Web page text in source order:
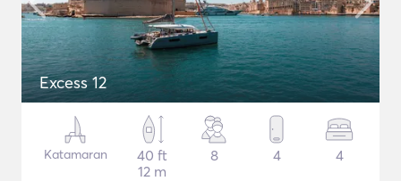
Excess 12
Katamaran
40 ft
12 m
8 4 4